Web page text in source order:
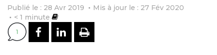
Publié le : 28 Avr 2019
Mis à jour le : 27 Fév 2020
< 1 minute
1 PARTAGER SUR FACEBOOK
PARTAGER SUR
IMPRIMER